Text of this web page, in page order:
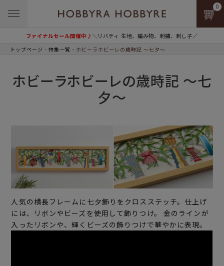
ファイナルセール開催中♪＼リバティ 生地、編み物、刺繍、刺し子／
0
トップページ 特集一覧 ホビーラホビーレの歳時記 ～七夕～
ホビーラホビーレの歳時記 ～七
夕～
人気の横長フレームに七夕飾りをクロスステッチ。仕上げ
には、リボンやビーズを使用して飾りつけ。 金のラインが
入ったリボンや、輝くビーズの飾りつけで華やかに表現。